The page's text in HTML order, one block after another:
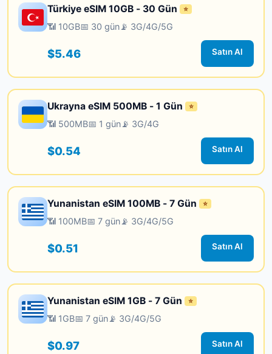
Türkiye eSIM 10GB - 30 Gün ⭐
📶 10GB📅 30 gün📡 3G/4G/5G
$5.46 Satın Al
Ukrayna eSIM 500MB - 1 Gün ⭐
📶 500MB📅 1 gün📡 3G/4G
$0.54 Satın Al
Yunanistan eSIM 100MB - 7 Gün ⭐
📶 100MB📅 7 gün📡 3G/4G/5G
$0.51 Satın Al
Yunanistan eSIM 1GB - 7 Gün ⭐
📶 1GB📅 7 gün📡 3G/4G/5G
$0.97 Satın Al